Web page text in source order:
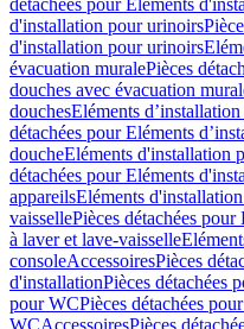
détachées pour Eléments
d'installation pour urinoirs
d'installation pour urinoirs
évacuation muralePièces
douches avec évacuation
douchesEléments
détachées pour Eléments
doucheEléments d'installation
détachées pour Eléments
appareilsEléments
vaissellePièces détachées
à laver et lave-vaisselle
consoleAccessoiresPièces
d'installationPièces détachées
pour WCPièces détachées
WCAccessoiresPièces